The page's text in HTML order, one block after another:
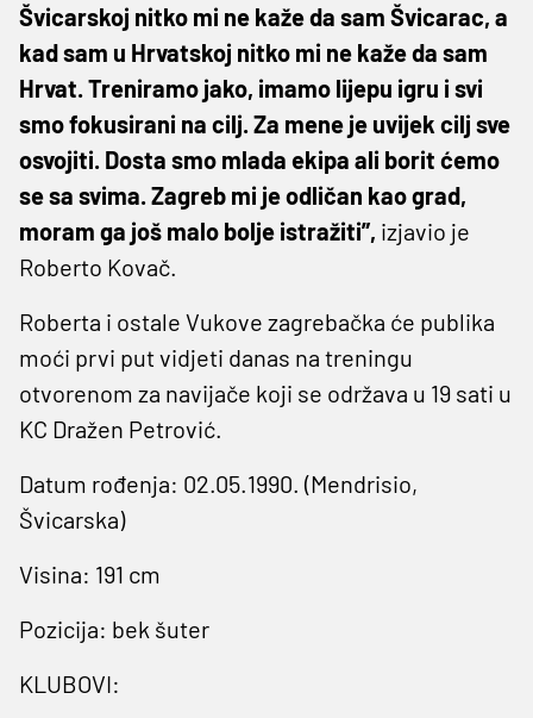
Švicarskoj nitko mi ne kaže da sam Švicarac, a
kad sam u Hrvatskoj nitko mi ne kaže da sam
Hrvat. Treniramo jako, imamo lijepu igru i svi
smo fokusirani na cilj. Za mene je uvijek cilj sve
osvojiti. Dosta smo mlada ekipa ali borit ćemo
se sa svima. Zagreb mi je odličan kao grad,
moram ga još malo bolje istražiti”, izjavio je
Roberto Kovač.
Roberta i ostale Vukove zagrebačka će publika
moći prvi put vidjeti danas na treningu
otvorenom za navijače koji se održava u 19 sati u
KC Dražen Petrović.
Datum rođenja: 02.05.1990. (Mendrisio,
Švicarska)
Visina: 191 cm
Pozicija: bek šuter
KLUBOVI: